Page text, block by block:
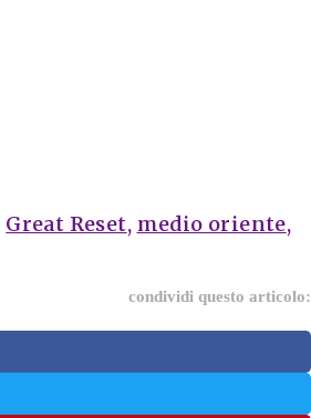
Great Reset, medio oriente,
condividi questo articolo: